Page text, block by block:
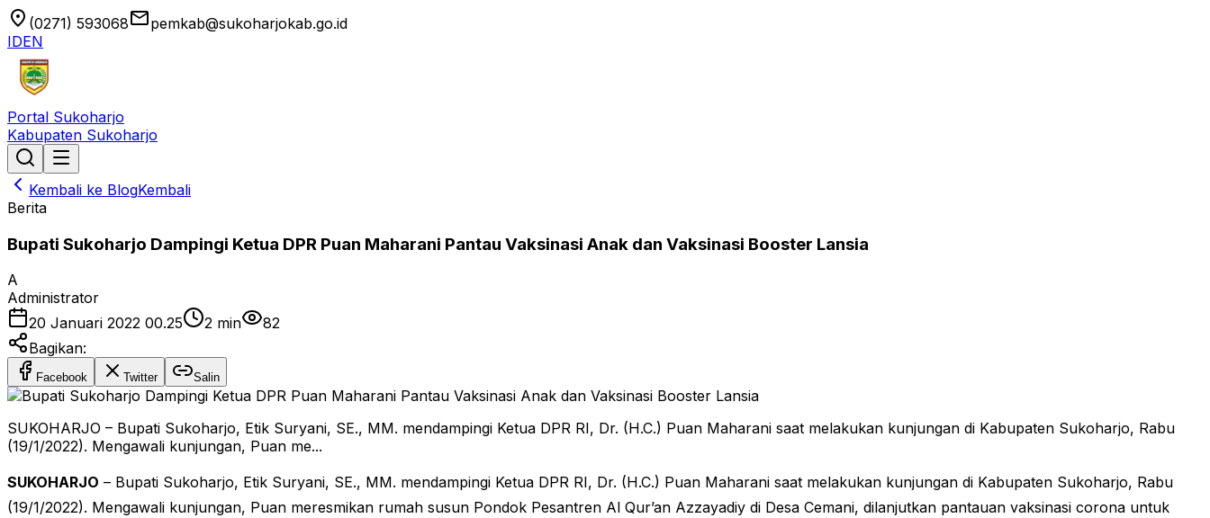
location_on (0271) 593068emailpemkab@sukoharjokab.go.id
IDEN
Portal Sukoharjo
Kabupaten Sukoharjo
Kembali ke BlogKembali
Berita
Bupati Sukoharjo Dampingi Ketua DPR Puan Maharani Pantau Vaksinasi Anak dan Vaksinasi Booster Lansia
A
Administrator
20 Januari 2022 00.25
2 min
82
Bagikan:
Facebook Twitter Salin
SUKOHARJO – Bupati Sukoharjo, Etik Suryani, SE., MM. mendampingi Ketua DPR RI, Dr. (H.C.) Puan Maharani saat melakukan kunjungan di Kabupaten Sukoharjo, Rabu
(19/1/2022). Mengawali kunjungan, Puan me...
SUKOHARJO – Bupati Sukoharjo, Etik Suryani, SE., MM. mendampingi Ketua DPR RI, Dr. (H.C.) Puan Maharani saat melakukan kunjungan di Kabupaten Sukoharjo, Rabu
(19/1/2022). Mengawali kunjungan, Puan meresmikan rumah susun Pondok Pesantren Al Qur’an Azzayadiy di Desa Cemani, dilanjutkan pantauan vaksinasi corona untuk